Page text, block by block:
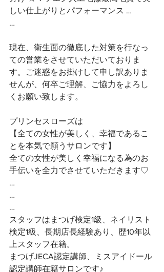
しい仕上がりとパフォーマンス …
…
現在、衛生面の徹底した対策を行なっ
ての営業をさせていただいておりま
す。ご迷惑をお掛けして申し訳ありま
せんが、何卒ご理解、ご協力をよろし
くお願い致します。
プリンセスローズは
【全ての女性が美しく、幸福であるこ
とを本気で願うサロンです】
全ての女性が美しく幸福になる為のお
手伝いを全力でさせていただきます♡
…
…
…
スタッフはまつげ検定1級、ネイリスト
検定1級、長期店長経験あり、歴10年以
上スタッフ在籍。
まつげJECA認定講師、ミスアイドール
認定講師在籍サロンです♪